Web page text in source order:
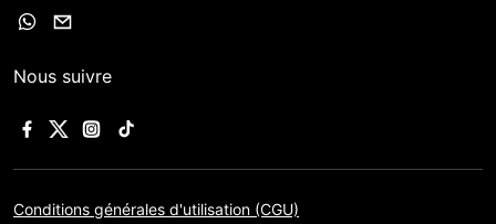
Nous suivre
Conditions générales d'utilisation (CGU)